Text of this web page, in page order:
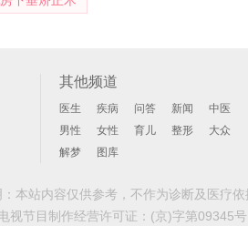
其他频道
医生 疾病 问答 新闻
中医
男性
女性 育儿 整形
大众
解梦
图库
本站内容仅供参考，不作为诊断及医疗依
视节目制作经营许可证： (京)字第09345号